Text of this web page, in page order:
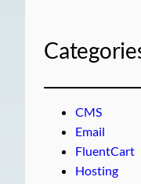
CMS
Email
FluentCart
Hosting